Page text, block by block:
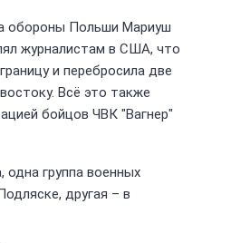
обороны Польши Мариуш
журналистам в США, что
и перебросила две
Всё это также
бойцов ЧВК "Вагнер"
группа военных
другая – в